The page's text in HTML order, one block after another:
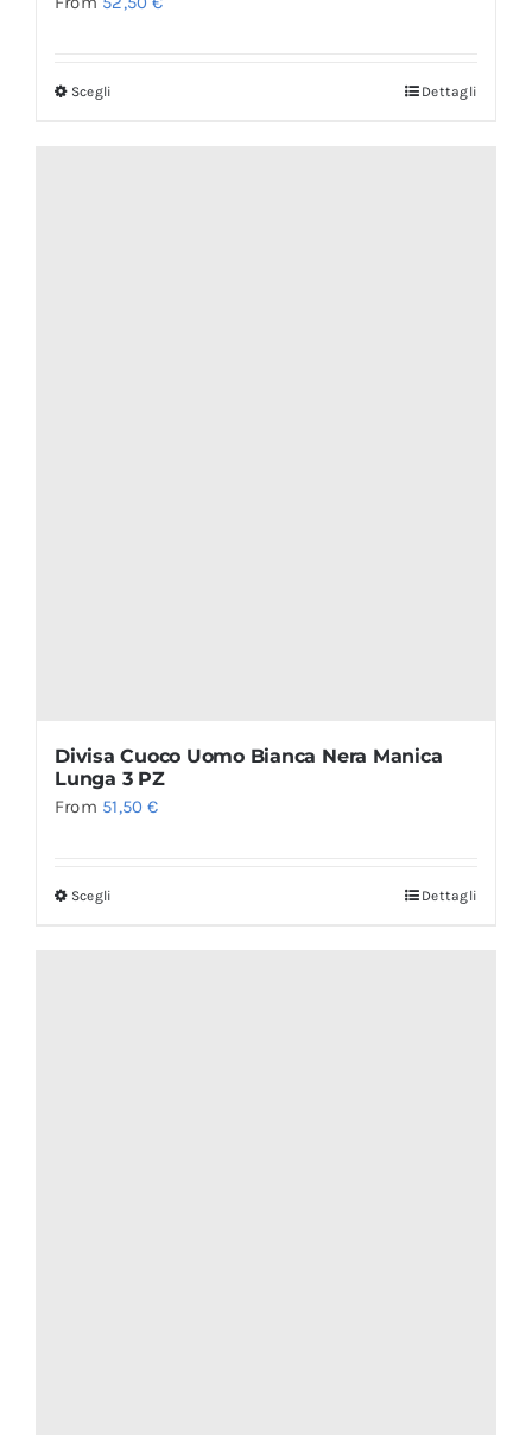
Scegli Dettagli
Divisa Cuoco Uomo Bianca Nera Manica
Lunga 3 PZ
From 51,50€
Scegli Dettagli